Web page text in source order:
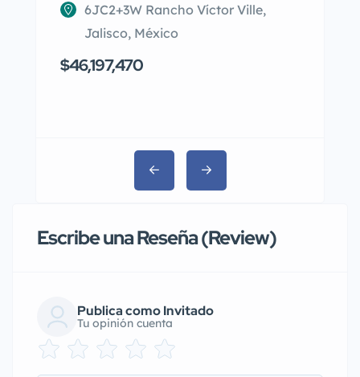
6JC2+3W Rancho Víctor Ville,
Jalisco, México
$46,197,470
Escribe una Reseña (Review)
Publica como Invitado
Tu opinión cuenta